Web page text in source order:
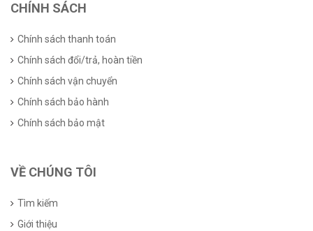
CHÍNH SÁCH
Chính sách thanh toán
Chính sách đổi/trả, hoàn tiền
Chính sách vận chuyển
Chính sách bảo hành
Chính sách bảo mật
VỀ CHÚNG TÔI
Tìm kiếm
Giới thiệu